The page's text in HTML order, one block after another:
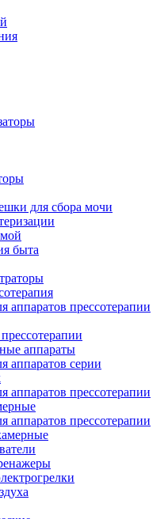
для сбора мочи
быта
аппаратов прессотерапии
аппараты
аппаратов серии
аппаратов прессотерапии
аппаратов прессотерапии